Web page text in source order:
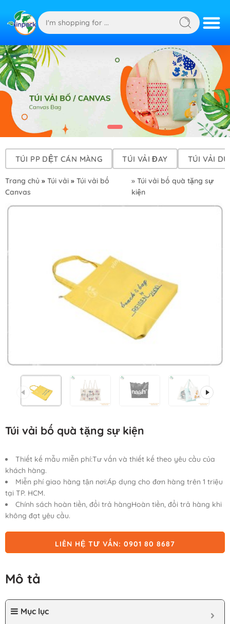
TÚI PP DỆT CÁN MÀNG TÚI VẢI ĐAY TÚI VẢI DÙ
Trang chủ » Túi vải » Túi vải bố
Canvas
» Túi vải bố quà tặng sự
kiện
Túi vải bố quà tặng sự kiện
Thiết kế mẫu miễn phí:Tư vấn và thiết kế theo yêu cầu của
khách hàng.
Miễn phí giao hàng tận nơi:Áp dụng cho đơn hàng trên 1 triệu
tại TP. HCM.
Chính sách hoàn tiền, đổi trả hàngHoàn tiền, đổi trả hàng khi
không đạt yêu cầu.
LIÊN HỆ TƯ VẤN: 0901 80 8687
Mô tả
Mục lục